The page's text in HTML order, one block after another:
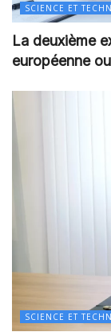
SCIENCE ET
La deuxième
européenne
SCIENCE ET